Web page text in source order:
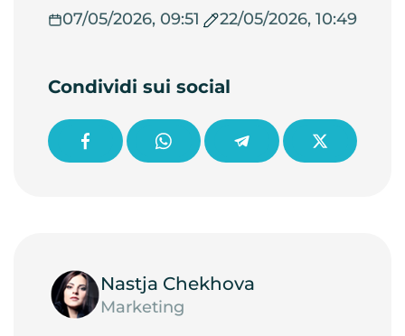
07/05/2026, 09:51
22/05/2026, 10:49
Condividi sui social
Nastja Chekhova
Marketing